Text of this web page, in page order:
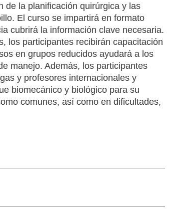
de la planificación quirúrgica y las
El curso se impartirá en formato
cubrirá la información clave necesaria.
los participantes recibirán capacitación
en grupos reducidos ayudará a los
manejo. Además, los participantes
y profesores internacionales y
biomecánico y biológico para su
comunes, así como en dificultades,